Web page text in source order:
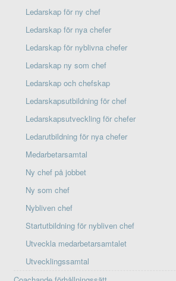
Ledarskap för ny chef
Ledarskap för nya chefer
Ledarskap för nyblivna chefer
Ledarskap ny som chef
Ledarskap och chefskap
Ledarskapsutbildning för chef
Ledarskapsutveckling för chefer
Ledarutbildning för nya chefer
Medarbetarsamtal
Ny chef på jobbet
Ny som chef
Nybliven chef
Startutbildning för nybliven chef
Utveckla medarbetarsamtalet
Utvecklingssamtal